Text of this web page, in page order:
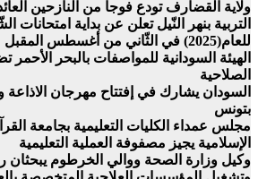
ولاية القضارف تودع فوجا من النازحين
التربية بنهر النّيل تعلن عن بداية امتحانات
للعام(2025) في الثّاني من أغسطس المقبل
الهيئة السودانية للمواصفات بالبحر الأحمر
الصلاحية
بتونس
مجلس عمداء الكليات التعليمية بجامعة
الإسلامية يجيز مصفوفة العملية التعليمية
وكيل وزارة الصحة ووالي الخرطوم يبحثان